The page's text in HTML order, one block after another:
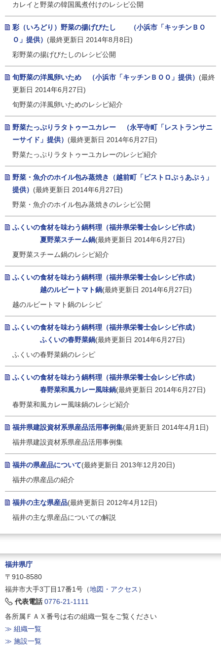
カレイと野菜の韓国風煮付けのレシピ公開
彩（いろどり）野菜の揚げびたし （小浜市「キッチンＢＯ
Ｏ」提供） (最終更新日 2014年8月8日)
彩野菜の揚げびたしのレシピ公開
旬野菜の洋風卵いため （小浜市「キッチンＢＯＯ」提供） (最終
更新日 2014年6月27日)
旬野菜の洋風卵いためのレシピ紹介
野菜たっぷりラタトゥーユカレー （永平寺町「レストランサニ
ーサイド」提供） (最終更新日 2014年6月27日)
野菜たっぷりラタトゥーユカレーのレシピ紹介
野菜・魚介のホイル包み蒸焼き（越前町「ビストロぷぅあぷぅ」
提供） (最終更新日 2014年6月27日)
野菜・魚介のホイル包み蒸焼きのレシピ公開
ふくいの食材を味わう鍋料理（福井県栄養士会レシピ作成）
夏野菜スチーム鍋(最終更新日 2014年6月27日)
夏野菜スチーム鍋のレシピ紹介
ふくいの食材を味わう鍋料理（福井県栄養士会レシピ作成）
越のルビートマト鍋(最終更新日 2014年6月27日)
越のルビートマト鍋のレシピ
ふくいの食材を味わう鍋料理（福井県栄養士会レシピ作成）
ふくいの春野菜鍋(最終更新日 2014年6月27日)
ふくいの春野菜鍋のレシピ
ふくいの食材を味わう鍋料理（福井県栄養士会レシピ作成）
春野菜和風カレー風味鍋(最終更新日 2014年6月27日)
春野菜和風カレー風味鍋のレシピ紹介
福井県建設資材系県産品活用事例集(最終更新日 2014年4月1日)
福井県建設資材系県産品活用事例集
福井の県産品について(最終更新日 2013年12月20日)
福井の県産品の紹介
福井の主な県産品(最終更新日 2012年4月12日)
福井の主な県産品についての解説
福井県庁
〒910-8580
福井市大手3丁目17番1号（地図・アクセス ）
代表電話 0776-21-1111
各所属ＦＡＸ番号は右の組織一覧をご覧ください
≫ 組織一覧
≫ 施設一覧